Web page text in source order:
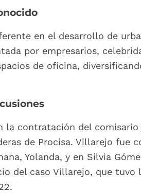
en el desarrollo de
por empresarios,
de oficina,
la contratación del
de Procisa. Villarejo fue
Yolanda, y en Silvia
del caso Villarejo, que tuvo